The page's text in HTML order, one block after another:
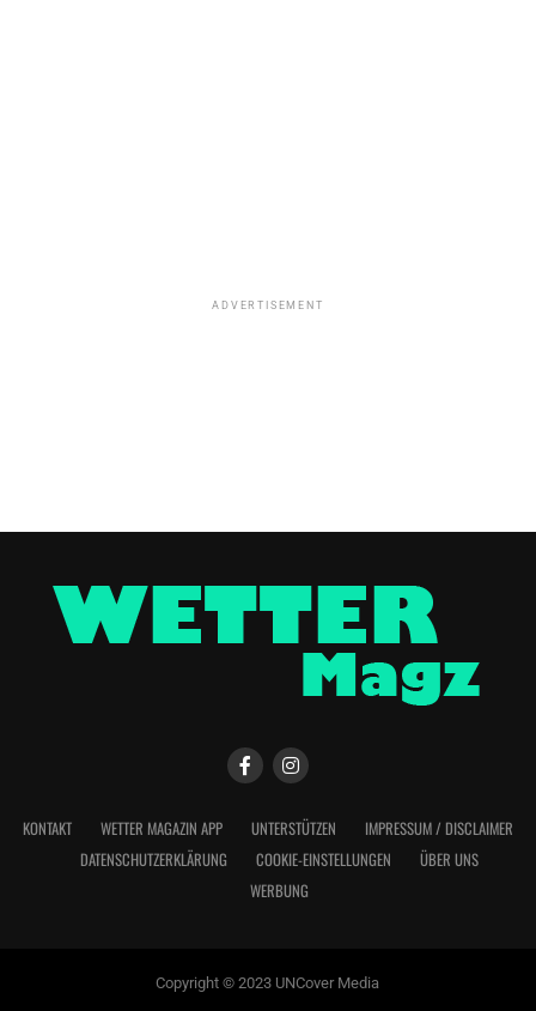
ADVERTISEMENT
KONTAKT WETTER MAGAZIN APP UNTERSTÜTZEN
IMPRESSUM / DISCLAIMER
DATENSCHUTZERKLÄRUNG
COOKIE-EINSTELLUNGEN
ÜBER UNS
WERBUNG
Copyright © 2023 UNCover Media